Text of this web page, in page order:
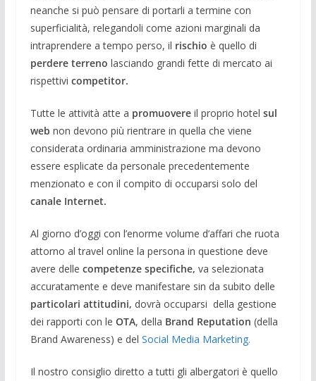
neanche si può pensare di portarli a termine con
superficialità, relegandoli come azioni marginali da
intraprendere a tempo perso, il rischio è quello di
perdere terreno lasciando grandi fette di mercato ai
rispettivi competitor.
Tutte le attività atte a promuovereil proprio hotel sul
web non devono più rientrare in quella che viene
considerata ordinaria amministrazione ma devono
essere esplicate da personale precedentemente
menzionato e con il compito di occuparsi solo del
canale Internet.
Al giorno d’oggi con l’enorme volume d’affari che ruota
attorno al travel online la persona in questione deve
avere delle competenze specifiche, va selezionata
accuratamente e deve manifestare sin da subito delle
particolari attitudini, dovrà occuparsi della gestione
dei rapporti con le OTA, della Brand Reputation (della
Brand Awareness) e del Social Media Marketing.
Il nostro consiglio diretto a tutti gli albergatori è quello